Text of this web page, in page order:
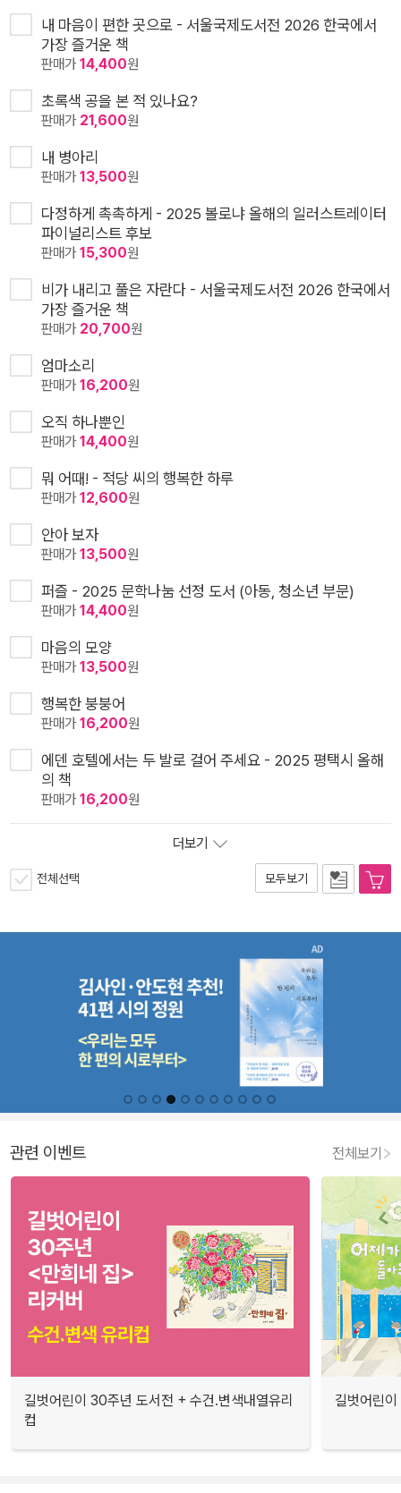
내 마음이 편한 곳으로 - 서울국제도서전 2026 한국에서
가장 즐거운 책
판매가14,400원
초록색 공을 본 적 있나요?
판매가 21,600원
내 병아리
판매가13,500원
다정하게 촉촉하게 - 2025 볼로냐 올해의 일러스트레이터
파이널리스트 후보
판매가15,300원
비가 내리고 풀은 자란다 - 서울국제도서전 2026 한국에서
가장 즐거운 책
판매가 20,700원
엄마소리
판매가16,200원
오직 하나뿐인
판매가14,400원
뭐 어때! - 적당 씨의 행복한 하루
판매가12,600원
안아 보자
판매가13,500원
퍼즐 - 2025 문학나눔 선정 도서 (아동, 청소년 부문)
판매가14,400원
마음의 모양
판매가13,500원
행복한 붕붕어
판매가16,200원
에덴 호텔에서는 두 발로 걸어 주세요 - 2025 평택시 올해
의 책
판매가16,200원
더보기
전체선택 모두보기
관련 이벤트 전체보기
길벗어린이 30주년 도서전 + 수건.변색내열유리
컵
길벗어린